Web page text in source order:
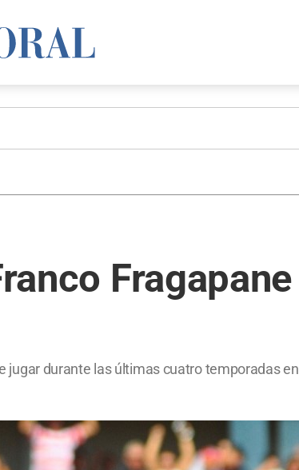
durante las últimas cuatro temporadas